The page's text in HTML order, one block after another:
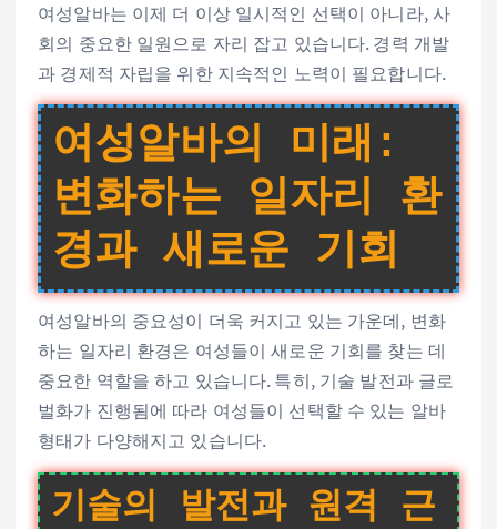
여성알바는 이제 더 이상 일시적인 선택이 아니라, 사
회의 중요한 일원으로 자리 잡고 있습니다. 경력 개발
과 경제적 자립을 위한 지속적인 노력이 필요합니다.
여성알바의 미래:
변화하는 일자리 환
경과 새로운 기회
여성알바의 중요성이 더욱 커지고 있는 가운데, 변화
하는 일자리 환경은 여성들이 새로운 기회를 찾는 데
중요한 역할을 하고 있습니다. 특히, 기술 발전과 글로
벌화가 진행됨에 따라 여성들이 선택할 수 있는 알바
형태가 다양해지고 있습니다.
기술의 발전과 원격 근